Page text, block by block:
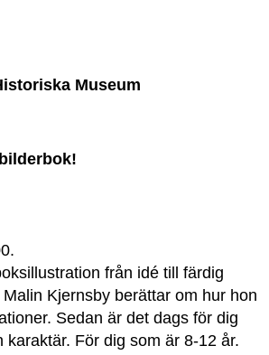
Museum
från idé till färdig
Kjernsby berättar om hur hon
Sedan är det dags för dig
karaktär. För dig som är 8-12 år.